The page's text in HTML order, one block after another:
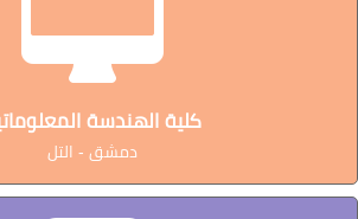
كلية الهندسة المعلوماتية
دمشق - التل